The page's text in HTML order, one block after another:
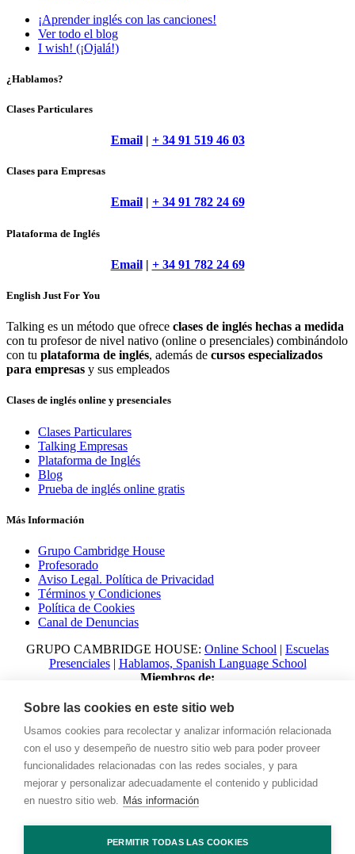
¡Aprender inglés con las canciones!
Ver todo el blog
I wish! (¡Ojalá!)
¿Hablamos?
Clases Particulares
Email| + 34 91 519 46 03
Clases para Empresas
Email| + 34 91 782 24 69
Plataforma de Inglés
Email| + 34 91 782 24 69
English Just For You
Talking es un método que ofrece clases de inglés hechas a medida
con tu profesor de nivel nativo (online o presenciales) combinándolo
con tu plataforma de inglés, además de cursos especializados
para empresas y sus empleados
Clases de inglés online y presenciales
Clases Particulares
Talking Empresas
Plataforma de Inglés
Blog
Prueba de inglés online gratis
Más Información
Grupo Cambridge House
Profesorado
Aviso Legal. Política de Privacidad
Términos y Condiciones
Política de Cookies
Canal de Denuncias
GRUPO CAMBRIDGE HOUSE: Online School | Escuelas
Presenciales| Hablamos, Spanish Language School
Miembros de:
© 2023 Talking with Cambridge. All rights reserved Digital
Sobre las cookies en este sitio web
Usamos cookies para recolectar y analizar información relacionada
con el uso y desempeño de nuestro sitio web para poder proveer
funcionalidades relacionadas con las redes sociales, y para
mejorar y personalizar adecuadamente el contenido y publicidad
en nuestro sitio web. Más información
PERMITIR TODAS LAS COOKIES